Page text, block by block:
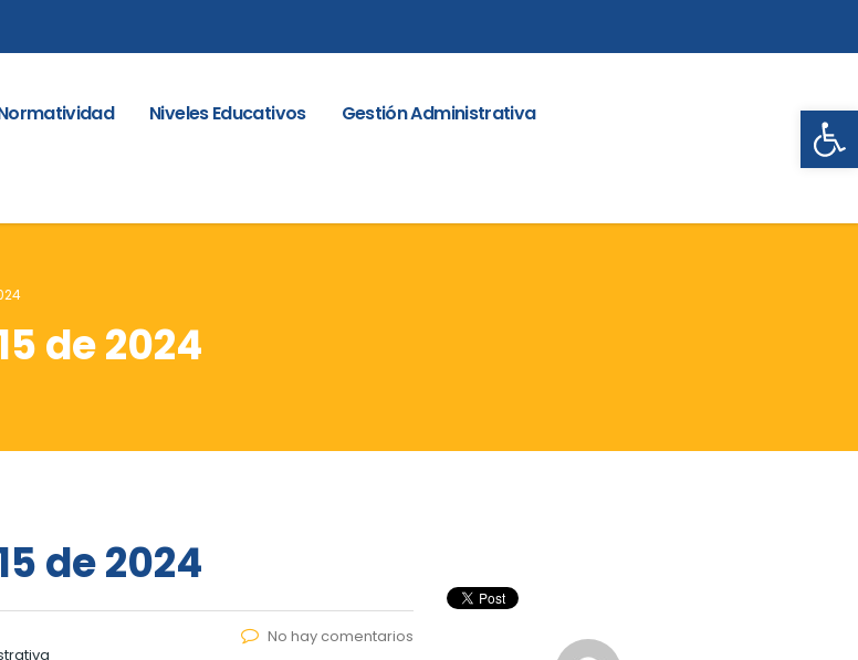
Niveles Educativos
Gestión Administrativa
de 2024
de 2024
No hay comentarios